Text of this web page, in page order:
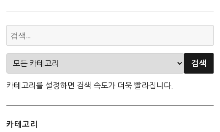
카테고리를 설정하면 검색 속도가 더욱 빨라집니다.
카테고리